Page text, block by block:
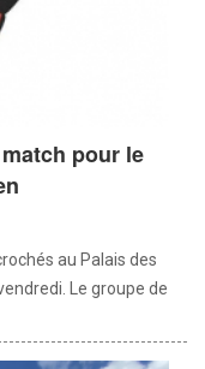
pour le
au Palais des
Le groupe de